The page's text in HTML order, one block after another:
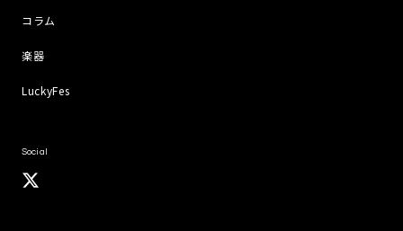
コラム
楽器
LuckyFes
Social